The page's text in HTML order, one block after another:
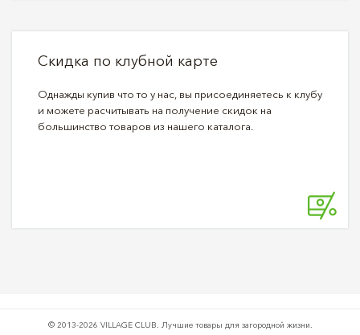
Скидка по клубной карте
Однажды купив что то у нас, вы присоединяетесь к клубу
и можете расчитывать на получение скидок на
большинство товаров из нашего каталога.
© 2013-2026 VILLAGE CLUB. Лучшие товары для загородной жизни.